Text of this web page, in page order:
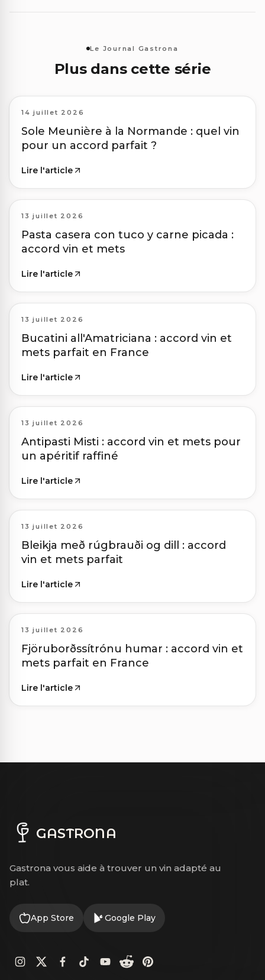
Le Journal Gastrona
Plus dans cette série
14 juillet 2026
Sole Meunière à la Normande : quel vin
pour un accord parfait ?
Lire l'article
13 juillet 2026
Pasta casera con tuco y carne picada :
accord vin et mets
Lire l'article
13 juillet 2026
Bucatini all'Amatriciana : accord vin et
mets parfait en France
Lire l'article
13 juillet 2026
Antipasti Misti : accord vin et mets pour
un apéritif raffiné
Lire l'article
13 juillet 2026
Bleikja með rúgbrauði og dill : accord
vin et mets parfait
Lire l'article
13 juillet 2026
Fjöruborðssítrónu humar : accord vin et
mets parfait en France
Lire l'article
GASTRONA
Gastrona vous aide à trouver un vin adapté au
plat.
App Store Google Play